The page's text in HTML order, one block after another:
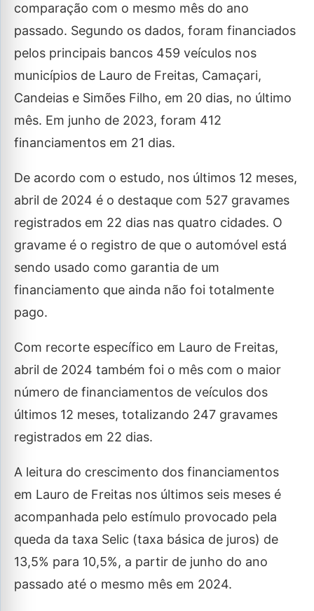
comparação com o mesmo mês do ano
passado. Segundo os dados, foram financiados
pelos principais bancos 459 veículos nos
municípios de Lauro de Freitas, Camaçari,
Candeias e Simões Filho, em 20 dias, no último
mês. Em junho de 2023, foram 412
financiamentos em 21 dias.
De acordo com o estudo, nos últimos 12 meses,
abril de 2024 é o destaque com 527 gravames
registrados em 22 dias nas quatro cidades. O
gravame é o registro de que o automóvel está
sendo usado como garantia de um
financiamento que ainda não foi totalmente
pago.
Com recorte específico em Lauro de Freitas,
abril de 2024 também foi o mês com o maior
número de financiamentos de veículos dos
últimos 12 meses, totalizando 247 gravames
registrados em 22 dias.
A leitura do crescimento dos financiamentos
em Lauro de Freitas nos últimos seis meses é
acompanhada pelo estímulo provocado pela
queda da taxa Selic (taxa básica de juros) de
13,5% para 10,5%, a partir de junho do ano
passado até o mesmo mês em 2024.